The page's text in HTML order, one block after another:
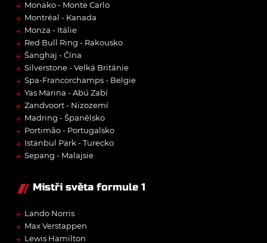
→ Monako - Monte Carlo
→ Montréal - Kanada
→ Monza - Itálie
→ Red Bull Ring - Rakousko
→ Šanghaj - Čína
→ Silverstone - Velká Británie
→ Spa-Francorchamps - Belgie
→ Yas Marina - Abú Zabí
→ Zandvoort - Nizozemí
→ Madring - Španělsko
→ Portimão - Portugalsko
→ Istanbul Park - Turecko
→ Sepang - Malajsie
Mistři světa formule 1
→ Lando Norris
→ Max Verstappen
→ Lewis Hamilton